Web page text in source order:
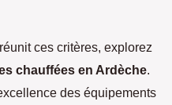
ces critères, explorez
chauffées en Ardèche.
des équipements